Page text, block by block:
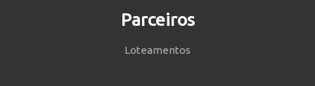
Parceiros
Loteamentos